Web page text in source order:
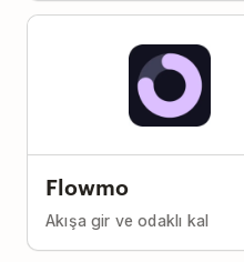
Flowmo
Akışa gir ve odaklı kal